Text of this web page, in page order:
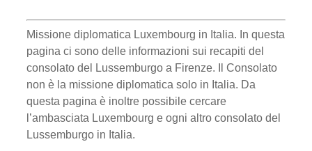
Missione diplomatica Luxembourg in Italia. In questa
pagina ci sono delle informazioni sui recapiti del
consolato del Lussemburgo a Firenze. Il Consolato
non è la missione diplomatica solo in Italia. Da
questa pagina è inoltre possibile cercare
l’ambasciata Luxembourg e ogni altro consolato del
Lussemburgo in Italia.